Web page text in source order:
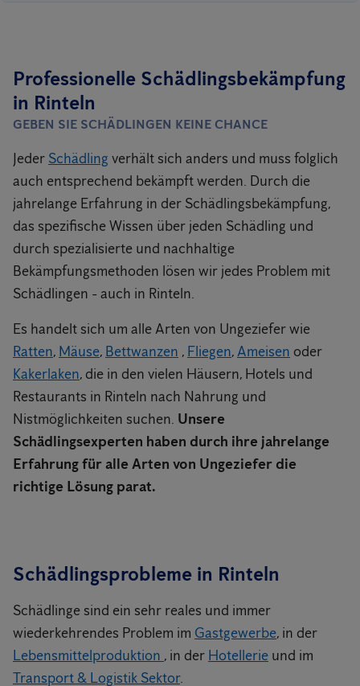
Professionelle Schädlingsbekämpfung
in Rinteln
GEBEN SIE SCHÄDLINGEN KEINE CHANCE
Jeder Schädling verhält sich anders und muss folglich
auch entsprechend bekämpft werden. Durch die
jahrelange Erfahrung in der Schädlingsbekämpfung,
das spezifische Wissen über jeden Schädling und
durch spezialisierte und nachhaltige
Bekämpfungsmethoden lösen wir jedes Problem mit
Schädlingen - auch in Rinteln.
Es handelt sich um alle Arten von Ungeziefer wie
Ratten, Mäuse, Bettwanzen , Fliegen,Ameisen oder
Kakerlaken, die in den vielen Häusern, Hotels und
Restaurants in Rinteln nach Nahrung und
Nistmöglichkeiten suchen. Unsere
Schädlingsexperten haben durch ihre jahrelange
Erfahrung für alle Arten von Ungeziefer die
richtige Lösung parat.
Schädlingsprobleme in Rinteln
Schädlinge sind ein sehr reales und immer
wiederkehrendes Problem im Gastgewerbe, in der
Lebensmittelproduktion , in der Hotellerie und im
Transport & Logistik Sektor.